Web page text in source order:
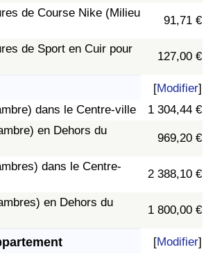
de Course Nike (Milieu
91,71 €
de Sport en Cuir pour
127,00 €
[Modifier]
dans le Centre-ville
1 304,44 €
en Dehors du
969,20 €
dans le Centre-
2 388,10 €
en Dehors du
1 800,00 €
[Modifier]